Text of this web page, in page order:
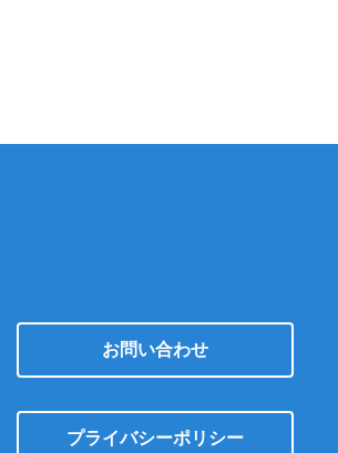
お問い合わせ
プライバシーポリシー